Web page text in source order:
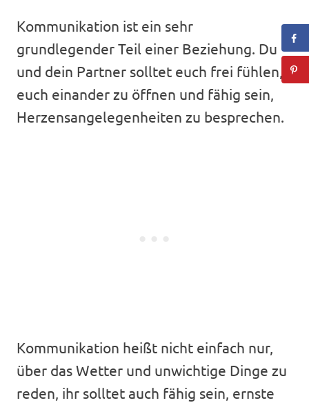
Kommunikation ist ein sehr
grundlegender Teil einer Beziehung. Du
und dein Partner solltet euch frei fühlen,
euch einander zu öffnen und fähig sein,
Herzensangelegenheiten zu besprechen.
Kommunikation heißt nicht einfach nur,
über das Wetter und unwichtige Dinge zu
reden, ihr solltet auch fähig sein, ernste